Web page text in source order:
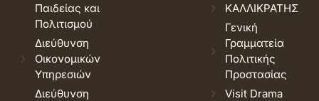
Παιδείας και
Πολιτισμού
Διεύθυνση
Οικονομικών
Υπηρεσιών
Διεύθυνση
ΚΑΛΛΙΚΡΑΤΗΣ
Γενική
Γραμματεία
Πολιτικής
Προστασίας
Visit Drama